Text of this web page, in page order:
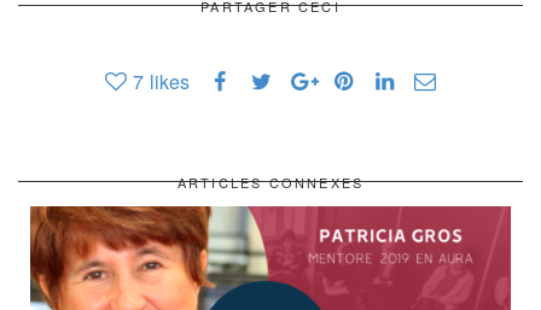
PARTAGER CECI
7 likes
ARTICLES CONNEXES